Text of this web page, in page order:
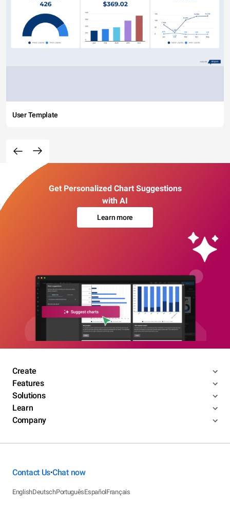
User Template
Get Personalized Chart Suggestions
with AI
Learn more
Create
Features
Solutions
Learn
Company
Contact Us•Chat now
EnglishDeutschPortuguêsEspañolFrançais